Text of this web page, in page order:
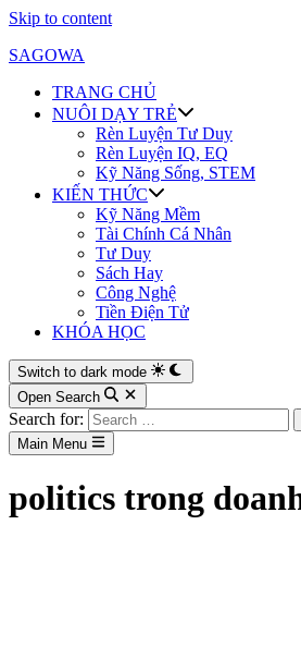
Skip to content
SAGOWA
TRANG CHỦ
NUÔI DẠY TRẺ
Rèn Luyện Tư Duy
Rèn Luyện IQ, EQ
Kỹ Năng Sống, STEM
KIẾN THỨC
Kỹ Năng Mềm
Tài Chính Cá Nhân
Tư Duy
Sách Hay
Công Nghệ
Tiền Điện Tử
KHÓA HỌC
Switch to dark mode
Open Search
Search for:
Main Menu
politics trong